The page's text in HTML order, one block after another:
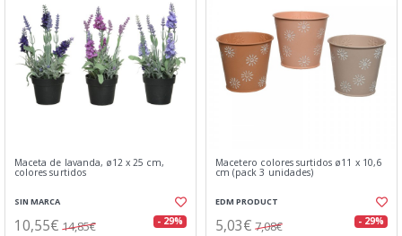
Maceta de lavanda, ø12 x 25 cm,
colores surtidos
SIN MARCA
10,55€ 14,85€ - 29%
Macetero colores surtidos ø11 x 10,6
cm (pack 3 unidades)
EDM PRODUCT
5,03€ 7,08€ - 29%